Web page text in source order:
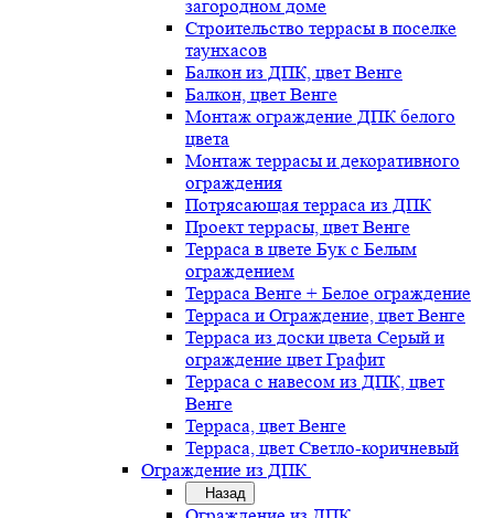
загородном доме
Строительство террасы в поселке
таунхасов
Балкон из ДПК, цвет Венге
Балкон, цвет Венге
Монтаж ограждение ДПК белого
цвета
Монтаж террасы и декоративного
ограждения
Потрясающая терраса из ДПК
Проект террасы, цвет Венге
Терраса в цвете Бук с Белым
ограждением
Терраса Венге + Белое ограждение
Терраса и Ограждение, цвет Венге
Терраса из доски цвета Серый и
ограждение цвет Графит
Терраса с навесом из ДПК, цвет
Венге
Терраса, цвет Венге
Терраса, цвет Светло-коричневый
Ограждение из ДПК
Назад